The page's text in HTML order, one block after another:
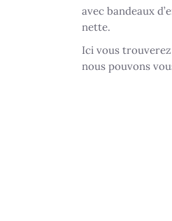
avec bandeaux
nette.
Ici vous
nous pouvons